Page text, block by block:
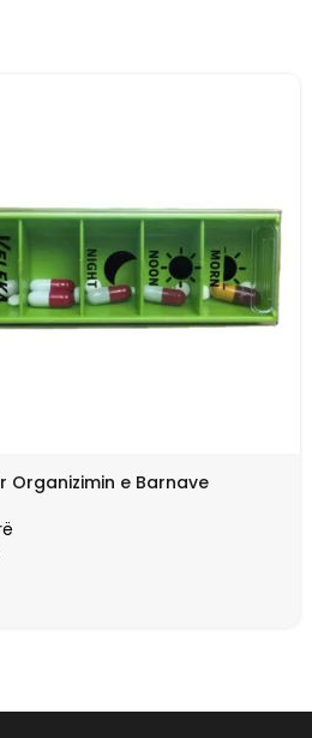
Organizimin e Barnave